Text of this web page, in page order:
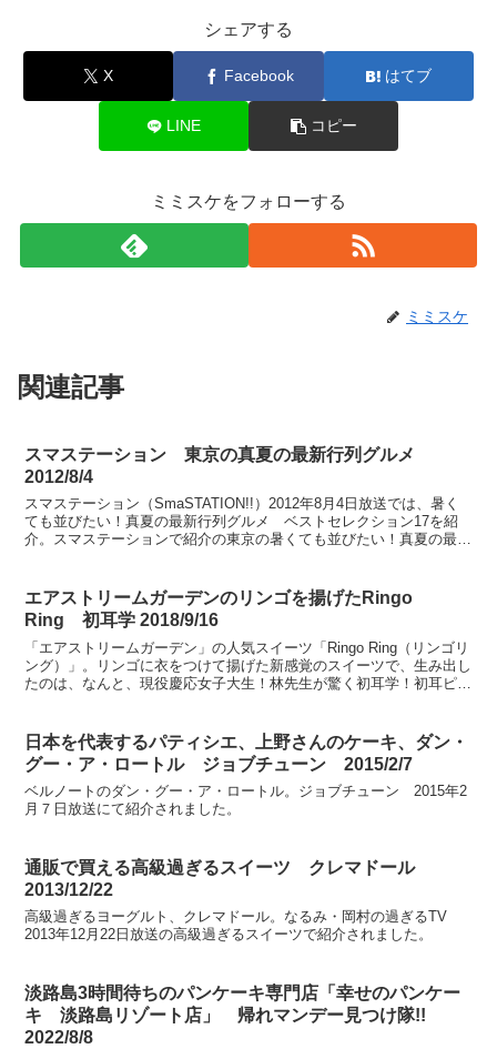
シェアする
X Facebook はてブ
LINE コピー
ミミスケをフォローする
ミミスケ
関連記事
スマステーション 東京の真夏の最新行列グルメ
2012/8/4
スマステーション（SmaSTATION!!）2012年8月4日放送では、暑く
ても並びたい！真夏の最新行列グルメ ベストセレクション17を紹
介。スマステーションで紹介の東京の暑くても並びたい！真夏の最新
エアストリームガーデンのリンゴを揚げたRingo
Ring 初耳学 2018/9/16
「エアストリームガーデン」の人気スイーツ「Ringo Ring（リンゴリ
ング）」。リンゴに衣をつけて揚げた新感覚のスイーツで、生み出し
たのは、なんと、現役慶応女子大生！林先生が驚く初耳学！初耳ピー
日本を代表するパティシエ、上野さんのケーキ、ダン・
グー・ア・ロートル ジョブチューン 2015/2/7
ベルノートのダン・グー・ア・ロートル。ジョブチューン 2015年2
月７日放送にて紹介されました。
通販で買える高級過ぎるスイーツ クレマドール
2013/12/22
高級過ぎるヨーグルト、クレマドール。なるみ・岡村の過ぎるTV
2013年12月22日放送の高級過ぎるスイーツで紹介されました。
淡路島3時間待ちのパンケーキ専門店「幸せのパンケー
キ 淡路島リゾート店」 帰れマンデー見つけ隊!!
2022/8/8